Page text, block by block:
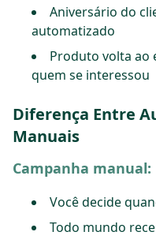
Aniversário do
automatizado
Produto volta ao
quem se interessou
Diferença Entre
Manuais
Campanha manual:
Você decide
Todo mundo